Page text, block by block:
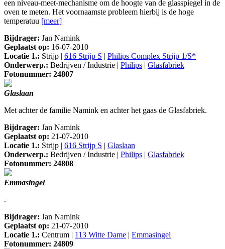
een niveau-meet-mechanisme om de hoogte van de glasspiegel in de
oven te meten. Het voornaamste probleem hierbij is de hoge
temperatuu [meer]
Bijdrager: Jan Namink
Geplaatst op: 16-07-2010
Locatie 1.: Strijp | 616 Strijp S | Philips Complex Strijp 1/S*
Onderwerp.: Bedrijven / Industrie | Philips | Glasfabriek
Fotonummer: 24807
Glaslaan
Met achter de familie Namink en achter het gaas de Glasfabriek.
Bijdrager: Jan Namink
Geplaatst op: 21-07-2010
Locatie 1.: Strijp | 616 Strijp S | Glaslaan
Onderwerp.: Bedrijven / Industrie | Philips | Glasfabriek
Fotonummer: 24808
Emmasingel
.
Bijdrager: Jan Namink
Geplaatst op: 21-07-2010
Locatie 1.: Centrum | 113 Witte Dame | Emmasingel
Fotonummer: 24809